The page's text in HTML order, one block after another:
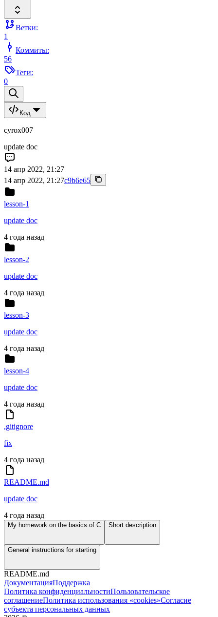
Ветки:
1
Коммиты:
56
Теги:
0
Код
cyrox007
update doc
14 апр 2022, 21:27
14 апр 2022, 21:27c9b6e65
lesson-1
update doc
4 года назад
lesson-2
update doc
4 года назад
lesson-3
update doc
4 года назад
lesson-4
update doc
4 года назад
.gitignore
fix
4 года назад
README.md
update doc
4 года назад
My homework on the basics of C Short description
General instructions for starting
README.md
ДокументацияПоддержка
Политика конфиденциальностиПользовательское
соглашениеПолитика использования «cookies»Согласие
субъекта персональных данных